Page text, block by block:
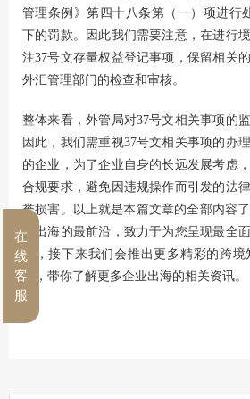
管理条例》第四十八条第（一）项进行
下的罚款。因此我们需要注意，在进行
注37号文存量权益登记事项，保留相关
外汇管理部门的检查和审核。
整体来看，外管局对37号文相关事项的
因此，我们需重视37号文相关事项的办
的企业，为了企业自身的长远发展考虑
合规要求，避免因违规操作而引发的法
誉损害。以上就是本篇文章的全部内容
业出海的最前沿，致力于为您呈现最全
宴，接下来我们会推出更多精彩的跨
社，带你了解更多企业出海的相关资讯。
在
线
客
服